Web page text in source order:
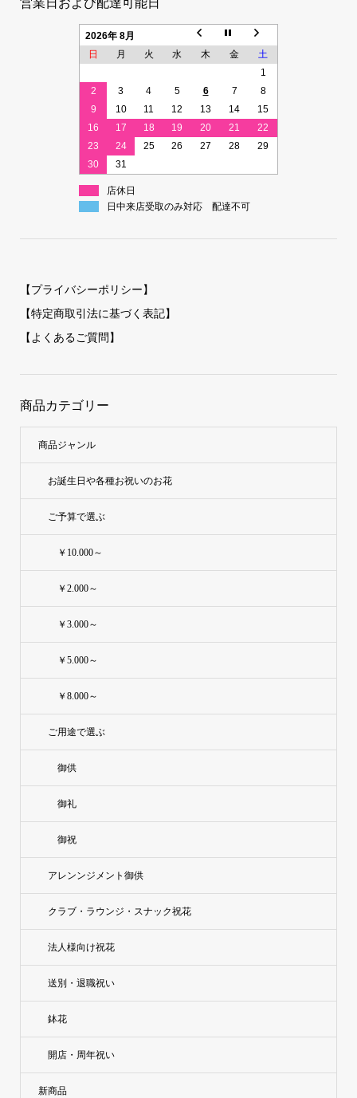
営業日および配達可能日
2026年 8月
日
月 火 水 木 金
土
1
2
3 4 5 6 7
8
9
10 11 12 13 14
15
16
17 18 19 20 21
22
23
24 25 26 27 28
29
30
31
店休日
日中来店受取のみ対応 配達不可
【プライバシーポリシー】
【特定商取引法に基づく表記】
【よくあるご質問】
商品カテゴリー
商品ジャンル
お誕生日や各種お祝いのお花
ご予算で選ぶ
￥10.000～
￥2.000～
￥3.000～
￥5.000～
￥8.000～
ご用途で選ぶ
御供
御礼
御祝
アレンンジメント御供
クラブ・ラウンジ・スナック祝花
法人様向け祝花
送別・退職祝い
鉢花
開店・周年祝い
新商品